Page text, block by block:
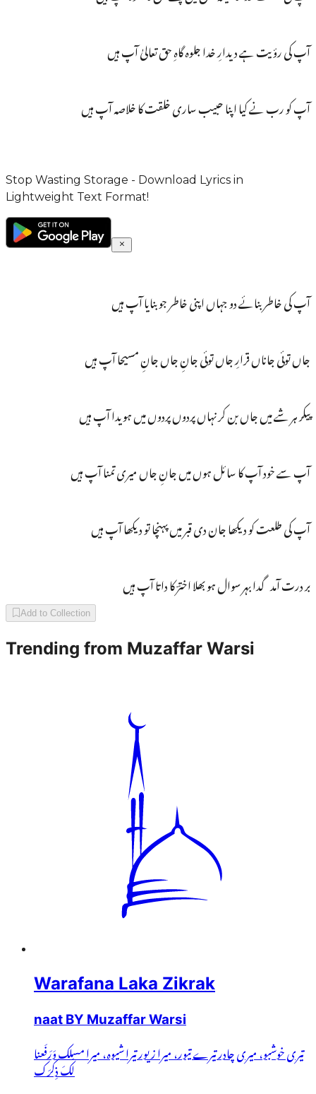
آپ کی رؤیت ہے دیدارِ خدا جلوہ گاہِ حق تعالیٰ آپ ہیں
آپ کو رب نے کیا اپنا حبیب ساری خلقت کا خلاصہ آپ ہیں
Stop Wasting Storage - Download Lyrics in
Lightweight Text Format!
آپ کی خاطر بنائے دو جہاں اپنی خاطر جو بنایا آپ ہیں
جاں توئی جاناں قرارِ جاں توئی جانِ جاں جانِ مسیحا آپ ہیں
پیکر ہر شے میں جاں بن کر نہاں پردوں پردوں میں ہویدا آپ ہیں
آپ سے خود آپ کا سائل ہوں میں جانِ جاں میری تمنا آپ ہیں
آپ کی طلعت کو دیکھا جان دی قبر میں پہنچا تو دیکھا آپ ہیں
بر درت آمد گدا بہر سوال ہو بھلا اخترؔ کا داتا آپ ہیں
Add to Collection
Trending from Muzaffar Warsi
Warafana Laka Zikrak
naat BY Muzaffar Warsi
تیری خوشبو، میری چادر تیرے تیور، میرا زیور تیرا شیوہ، میرا مسلک وَرَفَعنا
لَکَ ذِکرَک